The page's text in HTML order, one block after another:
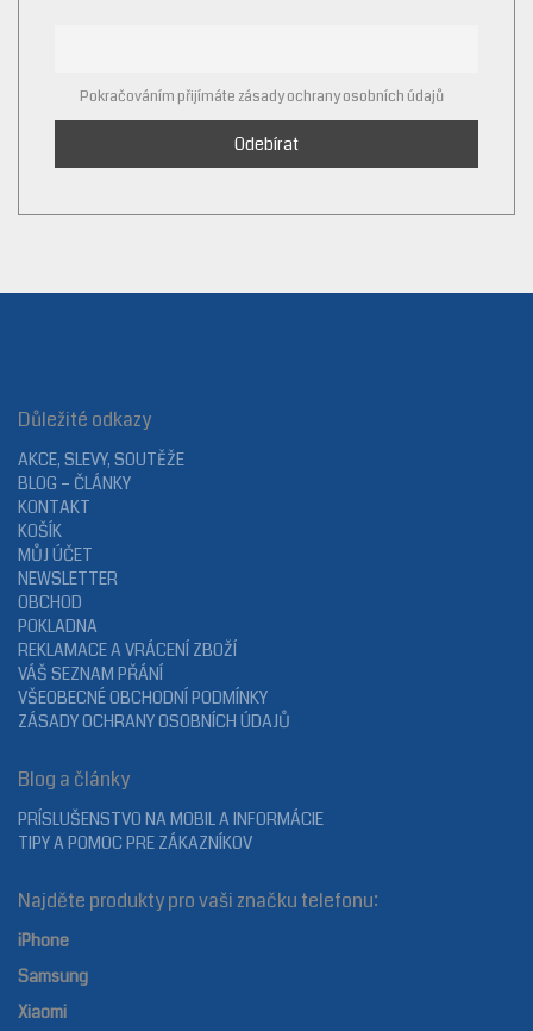
Pokračováním přijímáte zásady ochrany osobních údajů
Důležité odkazy
AKCE, SLEVY, SOUTĚŽE
BLOG – ČLÁNKY
KONTAKT
KOŠÍK
MŮJ ÚČET
NEWSLETTER
OBCHOD
POKLADNA
REKLAMACE A VRÁCENÍ ZBOŽÍ
VÁŠ SEZNAM PŘÁNÍ
VŠEOBECNÉ OBCHODNÍ PODMÍNKY
ZÁSADY OCHRANY OSOBNÍCH ÚDAJŮ
Blog a články
PRÍSLUŠENSTVO NA MOBIL A INFORMÁCIE
TIPY A POMOC PRE ZÁKAZNÍKOV
Najděte produkty pro vaši značku telefonu:
iPhone
Samsung
Xiaomi